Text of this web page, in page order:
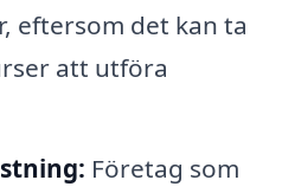
eftersom det kan ta
att utföra
Företag som